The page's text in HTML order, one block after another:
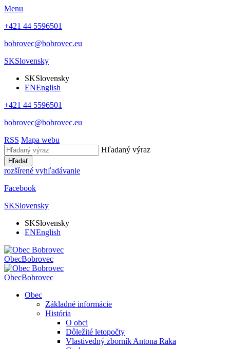
Menu
+421 44 5596501
bobrovec@bobrovec.eu
SKSlovensky
SKSlovensky
ENEnglish
+421 44 5596501
bobrovec@bobrovec.eu
RSS Mapa webu
Hľadaný výraz
Hľadať
rozšírené vyhľadávanie
Facebook
SKSlovensky
SKSlovensky
ENEnglish
ObecBobrovec
ObecBobrovec
Obec
Základné informácie
História
O obci
Dôležité letopočty
Vlastivedný zborník Antona Raka